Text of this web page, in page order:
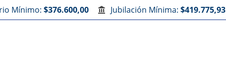
Mínimo: $376.600,00 Jubilación Mínima: $419.775,93